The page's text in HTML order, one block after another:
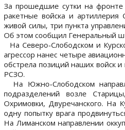
За прошедшие сутки на фронте
ракетные войска и
живой силы, три пункта
Об этом сообщил Генеральный
На Северо-Слободском и
агрессор нанес четыре
обстрела позиций наших войск
РСЗО.
На Южно-Слободском
подразделений возле
Охримовки, Двуречанского. На
одну попытку врага
На Лиманском направлении